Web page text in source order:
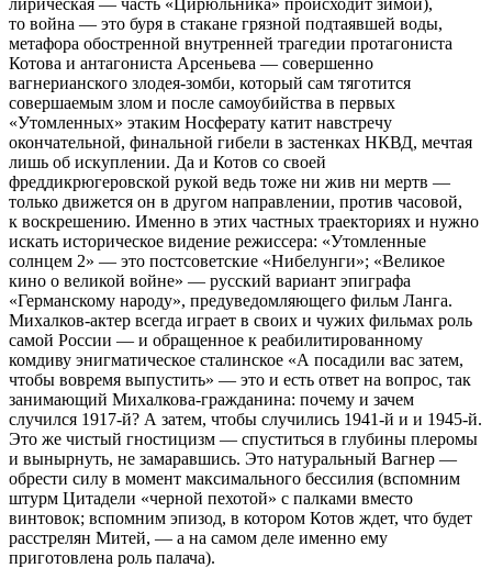
то война — это буря в стакане грязной подтаявшей воды,
метафора обостренной внутренней трагедии протагониста
Котова и антагониста Арсеньева — совершенно
вагнерианского злодея-зомби, который сам тяготится
совершаемым злом и после самоубийства в первых
«Утомленных» этаким Носферату катит навстречу
окончательной, финальной гибели в застенках НКВД, мечтая
лишь об искуплении. Да и Котов со своей
фреддикрюгеровской рукой ведь тоже ни жив ни мертв —
только движется он в другом направлении, против часовой,
к воскрешению. Именно в этих частных траекториях и нужно
искать историческое видение режиссера: «Утомленные
солнцем 2» — это постсоветские «Нибелунги»; «Великое
кино о великой войне» — русский вариант эпиграфа
«Германскому народу», предуведомляющего фильм Ланга.
Михалков-актер всегда играет в своих и чужих фильмах роль
самой России — и обращенное к реабилитированному
комдиву энигматическое сталинское «А посадили вас затем,
чтобы вовремя выпустить» — это и есть ответ на вопрос, так
занимающий Михалкова-гражданина: почему и зачем
случился 1917-й? А затем, чтобы случились 1941-й и и 1945-й.
Это же чистый гностицизм — спуститься в глубины плеромы
и вынырнуть, не замаравшись. Это натуральный Вагнер —
обрести силу в момент максимального бессилия (вспомним
штурм Цитадели «черной пехотой» с палками вместо
винтовок; вспомним эпизод, в котором Котов ждет, что будет
расстрелян Митей, — а на самом деле именно ему
приготовлена роль палача).